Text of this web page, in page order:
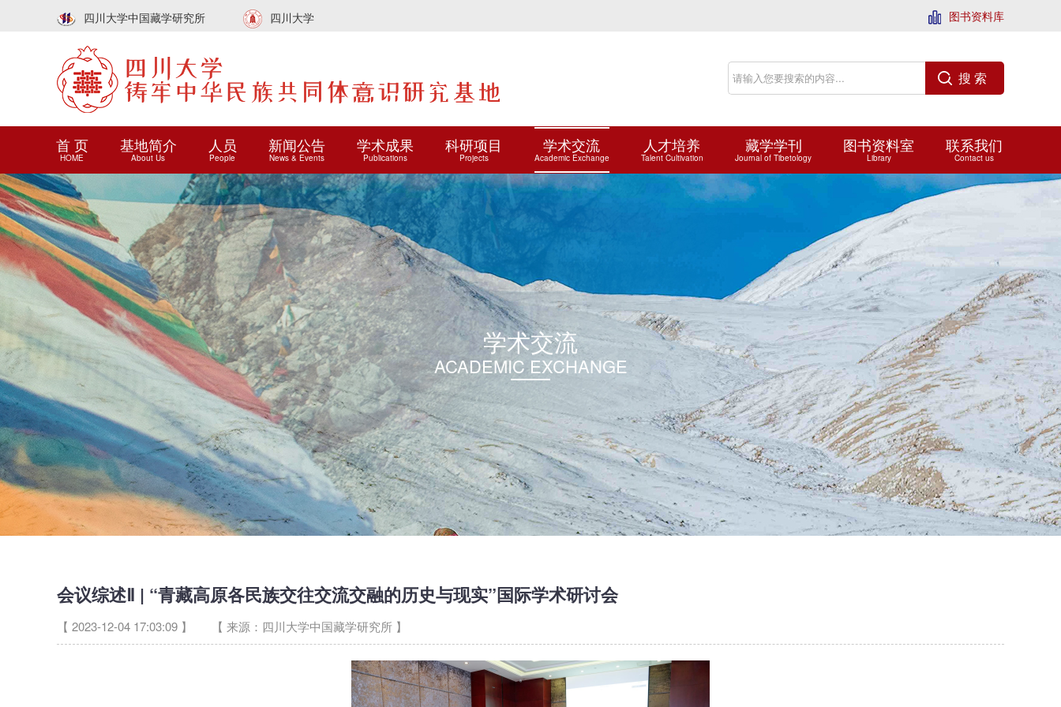
四川大学中国藏学研究所 四川大学 图书资料库
搜 索
首 页
HOME
基地简介
About Us
人员
People
新闻公告
News & Events
学术成果
Publications
科研项目
Projects
学术交流
Academic Exchange
人才培养
Talent Cultivation
藏学学刊
Journal of Tibetology
图书资料室
Library
联系我们
Contact us
学术交流
ACADEMIC EXCHANGE
会议综述Ⅱ | “青藏高原各民族交往交流交融的历史与现实”国际学术研讨会
【 2023-12-04 17:03:09 】 【 来源：四川大学中国藏学研究所 】